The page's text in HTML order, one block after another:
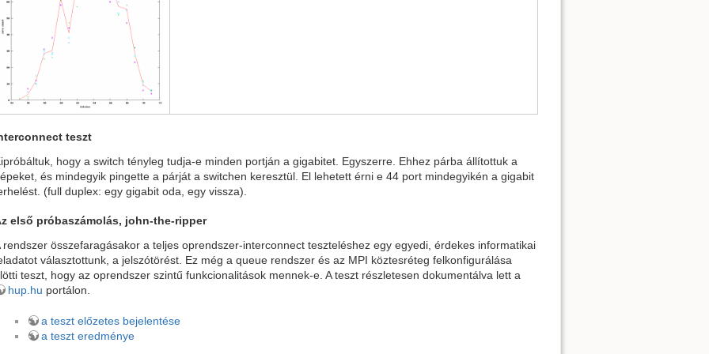
teszt
hogy a switch tényleg tudja-e minden portján a gigabitet. Egyszerre. Ehhez párba állítottuk a
és mindegyik pingette a párját a switchen keresztül. El lehetett érni e 44 port mindegyikén a gigabit
(full duplex: egy gigabit oda, egy vissza).
első próbaszámolás, john-the-ripper
rendszer összefaragásakor a teljes oprendszer-interconnect teszteléshez egy egyedi, érdekes informatikai
választottunk, a jelszótörést. Ez még a queue rendszer és az MPI köztesréteg felkonfigurálása
teszt, hogy az oprendszer szintű funkcionalitások mennek-e. A teszt részletesen dokumentálva lett a
hup.hu portálon.
a teszt előzetes bejelentése
a teszt eredménye